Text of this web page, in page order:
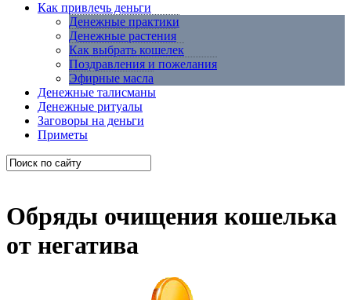
Как привлечь деньги
Денежные практики
Денежные растения
Как выбрать кошелек
Поздравления и пожелания
Эфирные масла
Денежные талисманы
Денежные ритуалы
Заговоры на деньги
Приметы
Обряды очищения кошелька
от негатива